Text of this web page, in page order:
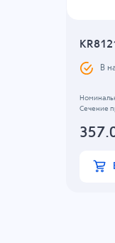
В
Сечение